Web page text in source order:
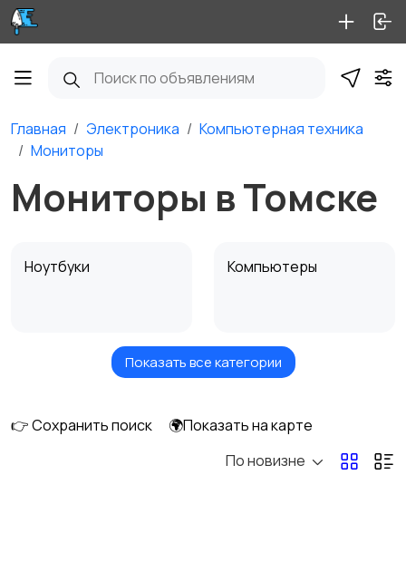
Главная Электроника
Компьютерная техника
Мониторы
Мониторы в Томске
Ноутбуки Компьютеры
Клавиатуры и мыши
Показать все категории
👉 Сохранить поиск
🌍Показать на карте
По новизне